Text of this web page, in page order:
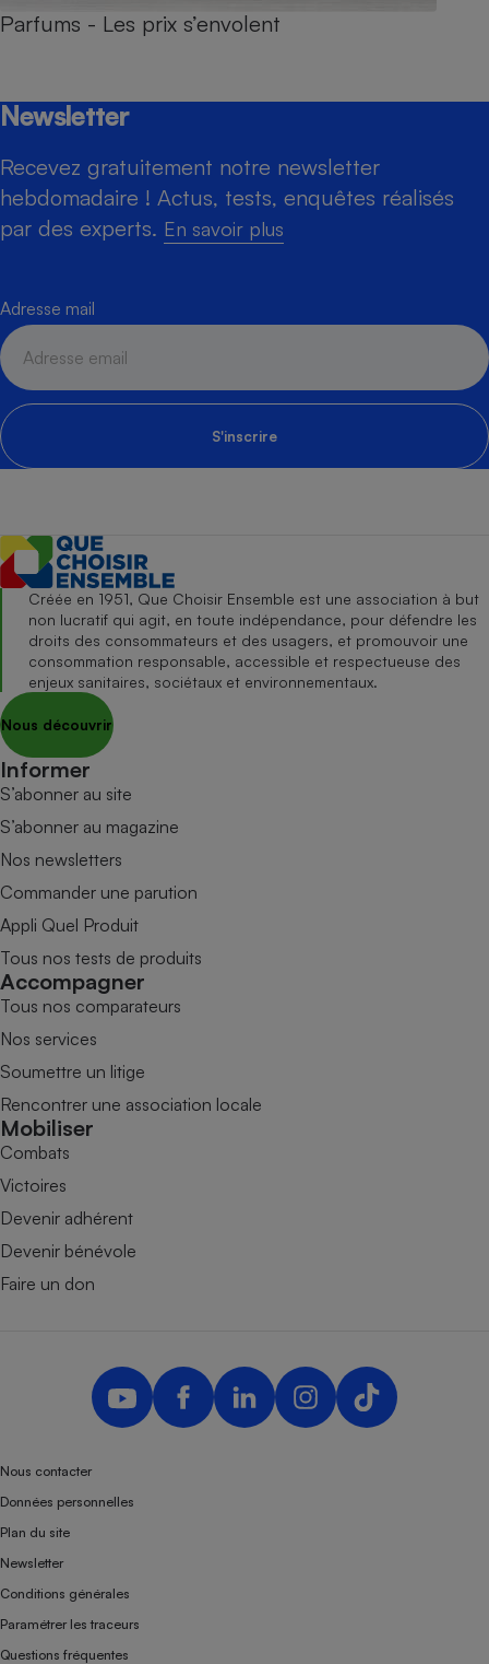
Parfums - Les prix s’envolent
Newsletter
Recevez gratuitement notre newsletter
hebdomadaire ! Actus, tests, enquêtes réalisés
par des experts. En savoir plus
Adresse mail
S'inscrire
Créée en 1951, Que Choisir Ensemble est une association à but
non lucratif qui agit, en toute indépendance, pour défendre les
droits des consommateurs et des usagers, et promouvoir une
consommation responsable, accessible et respectueuse des
enjeux sanitaires, sociétaux et environnementaux.
Nous découvrir
Informer
S’abonner au site
S’abonner au magazine
Nos newsletters
Commander une parution
Appli Quel Produit
Tous nos tests de produits
Accompagner
Tous nos comparateurs
Nos services
Soumettre un litige
Rencontrer une association locale
Mobiliser
Combats
Victoires
Devenir adhérent
Devenir bénévole
Faire un don
Nous contacter
Données personnelles
Plan du site
Newsletter
Conditions générales
Paramétrer les traceurs
Questions fréquentes